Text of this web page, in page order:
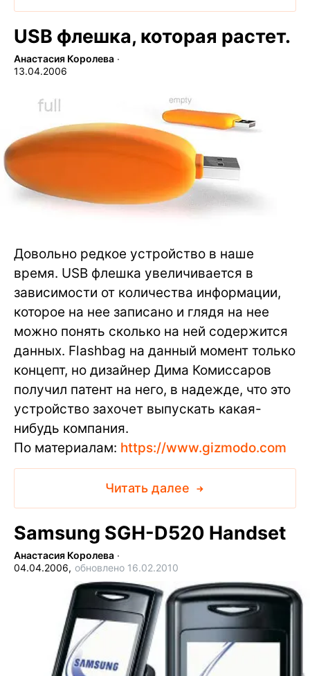
USB флешка, которая растет.
Анастасия Королева ∙
13.04.2006
Довольно редкое устройство в наше
время. USB флешка увеличивается в
зависимости от количества информации,
которое на нее записано и глядя на нее
можно понять сколько на ней содержится
данных. Flashbag на данный момент только
концепт, но дизайнер Дима Комиссаров
получил патент на него, в надежде, что это
устройство захочет выпускать какая-
нибудь компания.
По материалам: https://www.gizmodo.com
Читать далее
Samsung SGH-D520 Handset
Анастасия Королева ∙
04.04.2006, обновлено 16.02.2010